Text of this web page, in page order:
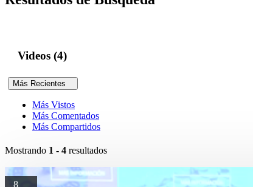
Videos (4)
Más Recientes
Más Vistos
Más Comentados
Más Compartidos
Mostrando 1 - 4 resultados
8